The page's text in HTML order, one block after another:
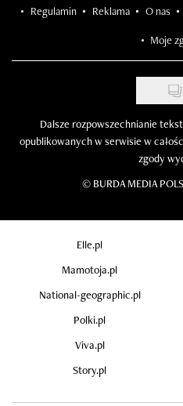
Regulamin Reklama O nas
Moje
Dalsze rozpowszechnianie
opublikowanych w serwisie w
zgody
© BURDA MEDIA
Elle.pl
Mamotoja.pl
National-geographic.pl
Polki.pl
Viva.pl
Story.pl